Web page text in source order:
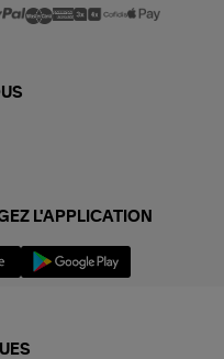
L'APPLICATION